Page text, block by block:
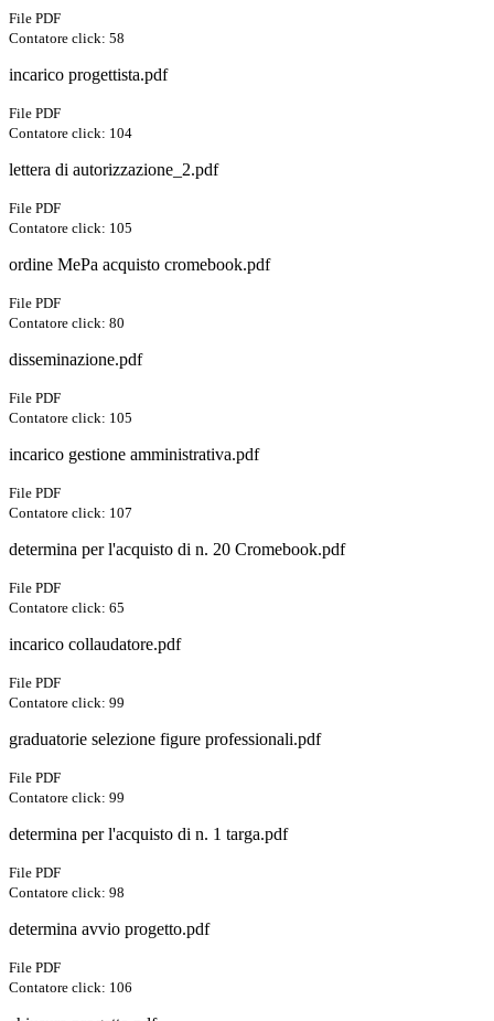
File PDF
Contatore click: 58
incarico progettista.pdf
File PDF
Contatore click: 104
lettera di autorizzazione_2.pdf
File PDF
Contatore click: 105
ordine MePa acquisto cromebook.pdf
File PDF
Contatore click: 80
disseminazione.pdf
File PDF
Contatore click: 105
incarico gestione amministrativa.pdf
File PDF
Contatore click: 107
determina per l'acquisto di n. 20 Cromebook.pdf
File PDF
Contatore click: 65
incarico collaudatore.pdf
File PDF
Contatore click: 99
graduatorie selezione figure professionali.pdf
File PDF
Contatore click: 99
determina per l'acquisto di n. 1 targa.pdf
File PDF
Contatore click: 98
determina avvio progetto.pdf
File PDF
Contatore click: 106